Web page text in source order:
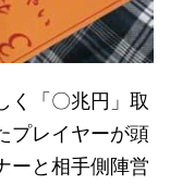
く「〇兆円」取
プレイヤーが頭
ーと相手側陣営